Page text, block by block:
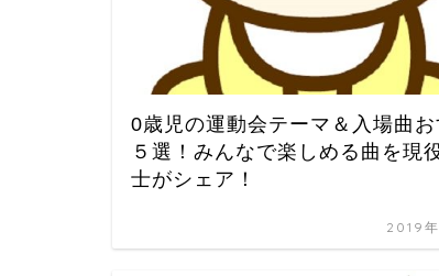
0歳児の運動会テーマ＆入場曲お
５選！みんなで楽しめる曲を現
士がシェア！
2019